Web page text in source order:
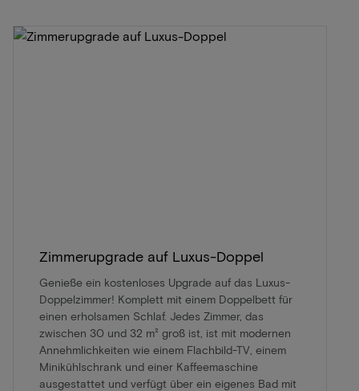
Zimmerupgrade auf Luxus-Doppel
Genieße ein kostenloses Upgrade auf das Luxus-
Doppelzimmer! Komplett mit einem Doppelbett für
einen erholsamen Schlaf. Jedes Zimmer, das
zwischen 30 und 32 m² groß ist, ist mit modernen
Annehmlichkeiten wie einem Flachbild-TV, einem
Minikühlschrank und einer Kaffeemaschine
ausgestattet und verfügt über ein eigenes Bad mit